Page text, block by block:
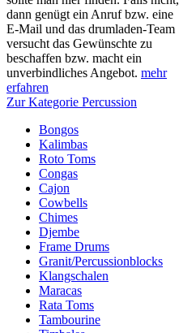
dann genügt ein Anruf bzw. eine
E-Mail und das drumladen-Team
versucht das Gewünschte zu
beschaffen bzw. macht ein
unverbindliches Angebot. mehr
erfahren
Zur Kategorie Percussion
Bongos
Kalimbas
Roto Toms
Congas
Cajon
Cowbells
Chimes
Djembe
Frame Drums
Granit/Percussionblocks
Klangschalen
Maracas
Rata Toms
Tambourine